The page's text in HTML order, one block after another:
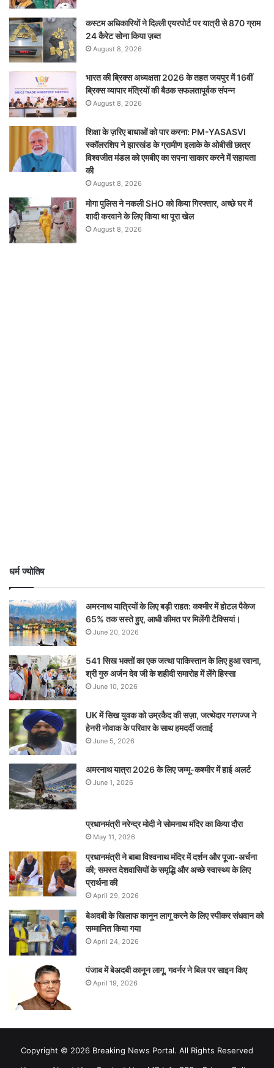
कस्टम अधिकारियों ने दिल्ली एयरपोर्ट पर यात्री से 870 ग्राम
24 कैरेट सोना किया ज़ब्त
August 8, 2026
भारत की ब्रिक्‍स अध्यक्षता 2026 के तहत जयपुर में 16वीं
ब्रिक्‍स व्यापार मंत्रियों की बैठक सफलतापूर्वक संपन्न
August 8, 2026
शिक्षा के ज़रिए बाधाओं को पार करना: PM-YASASVI
स्कॉलरशिप ने झारखंड के ग्रामीण इलाके के ओबीसी छात्र
विश्वजीत मंडल को एमबीए का सपना साकार करने में सहायता
की
August 8, 2026
मोगा पुलिस ने नकली SHO को किया गिरफ्तार, अच्छे घर में
शादी करवाने के लिए किया था पूरा खेल
August 8, 2026
धर्म ज्योतिष
अमरनाथ यात्रियों के लिए बड़ी राहत: कश्मीर में होटल पैकेज
65% तक सस्ते हुए, आधी कीमत पर मिलेंगी टैक्सियां।
June 20, 2026
541 सिख भक्तों का एक जत्था पाकिस्तान के लिए हुआ रवाना,
श्री गुरु अर्जन देव जी के शहीदी समारोह में लेंगे हिस्सा
June 10, 2026
UK में सिख युवक को उम्रकैद की सज़ा, जत्थेदार गरगज्ज ने
हेनरी नोवाक के परिवार के साथ हमदर्दी जताई
June 5, 2026
अमरनाथ यात्रा 2026 के लिए जम्मू-कश्मीर में हाई अलर्ट
June 1, 2026
प्रधानमंत्री नरेन्‍द्र मोदी ने सोमनाथ मंदिर का किया दौरा
May 11, 2026
प्रधानमंत्री ने बाबा विश्वनाथ मंदिर में दर्शन और पूजा-अर्चना
की; समस्‍त देशवासियों के समृद्धि और अच्छे स्वास्थ्य के लिए
प्रार्थना की
April 29, 2026
बेअदबी के खिलाफ कानून लागू करने के लिए स्पीकर संधवान को
सम्मानित किया गया
April 24, 2026
पंजाब में बेअदबी कानून लागू, गवर्नर ने बिल पर साइन किए
April 19, 2026
Copyright © 2026 Breaking News Portal. All Rights Reserved